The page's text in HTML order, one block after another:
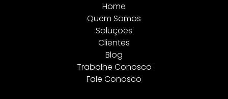
Home
Quem Somos
Soluções
Clientes
Blog
Trabalhe Conosco
Fale Conosco